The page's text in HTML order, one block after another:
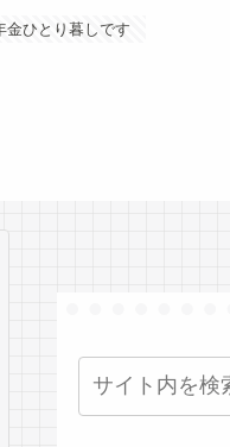
金ひとり暮しです